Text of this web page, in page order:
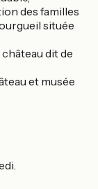
des familles
située
dit de
et musée